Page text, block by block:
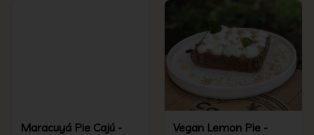
Maracuyá Pie Cajú -
Vegan Lemon Pie -